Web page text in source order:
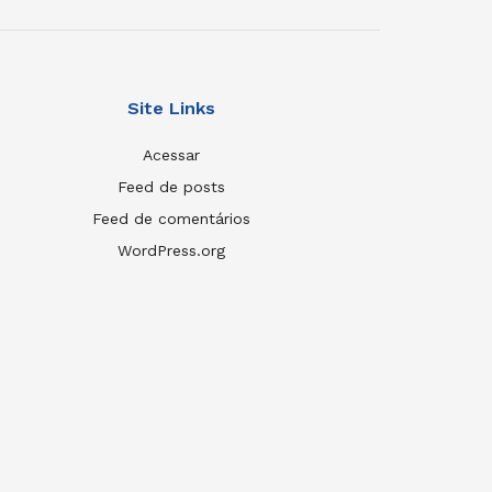
Site Links
Acessar
Feed de posts
Feed de comentários
WordPress.org